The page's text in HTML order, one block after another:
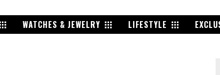
WATCHES & JEWELRY LIFESTYLE